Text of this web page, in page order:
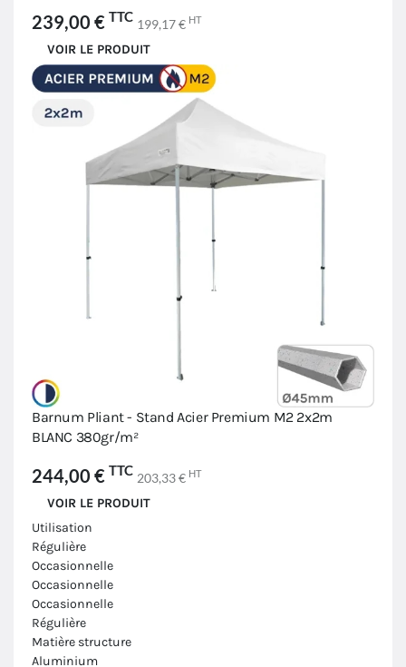
239,00 € TTC 199,17 € HT
VOIR LE PRODUIT
Barnum Pliant - Stand Acier Premium M2 2x2m
BLANC 380gr/m²
244,00 € TTC 203,33 € HT
VOIR LE PRODUIT
Utilisation
Régulière
Occasionnelle
Occasionnelle
Occasionnelle
Régulière
Matière structure
Aluminium